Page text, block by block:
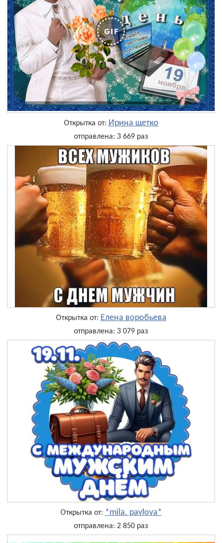
Открытка от: Ирина щетко
отправлена: 3 669 раз
Открытка от: Елена воробьева
отправлена: 3 079 раз
Открытка от: *mila. pavlova*
отправлена: 2 850 раз